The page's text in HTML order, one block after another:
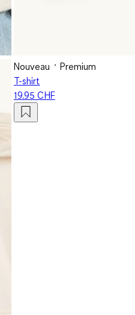
Nouveau
Premium
T-shirt
19.95 CHF